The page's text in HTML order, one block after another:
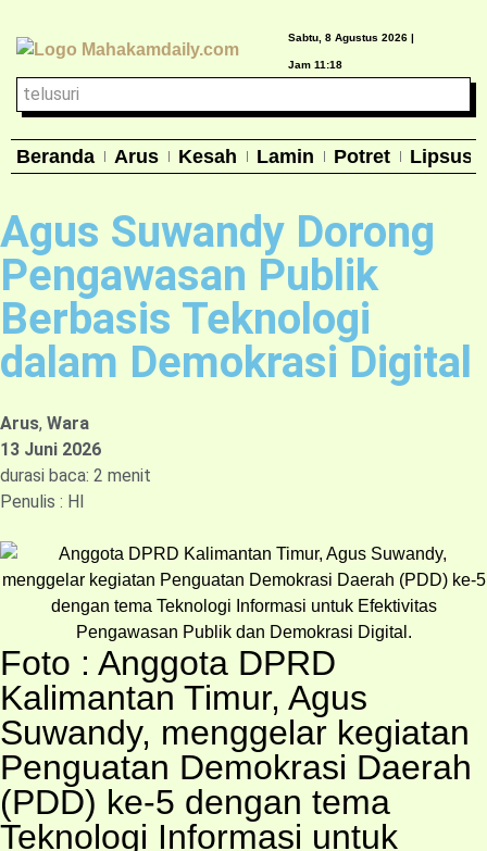
Sabtu, 8 Agustus 2026 |
Jam 11:18
Beranda Arus Kesah Lamin Potret Lipsus
Agus Suwandy Dorong
Pengawasan Publik
Berbasis Teknologi
dalam Demokrasi Digital
Arus, Wara
13 Juni 2026
durasi baca: 2 menit
Penulis : HI
Foto : Anggota DPRD
Kalimantan Timur, Agus
Suwandy, menggelar kegiatan
Penguatan Demokrasi Daerah
(PDD) ke-5 dengan tema
Teknologi Informasi untuk